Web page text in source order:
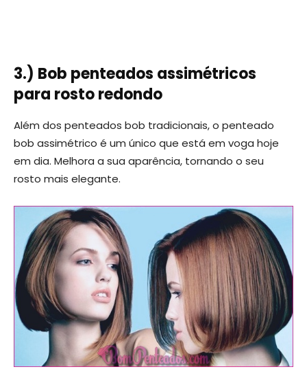
3.) Bob penteados assimétricos
para rosto redondo
Além dos penteados bob tradicionais, o penteado
bob assimétrico é um único que está em voga hoje
em dia. Melhora a sua aparência, tornando o seu
rosto mais elegante.